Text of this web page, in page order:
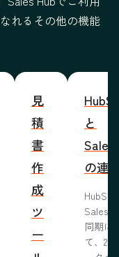
れるその他の機能
見
積
書
作
成
ツ
ー
と
の連
同期に
て、2